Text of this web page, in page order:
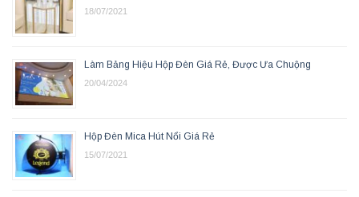
18/07/2021
Làm Bảng Hiệu Hộp Đèn Giá Rẻ, Được Ưa Chuộng
20/04/2024
Hộp Đèn Mica Hút Nổi Giá Rẻ
15/07/2021